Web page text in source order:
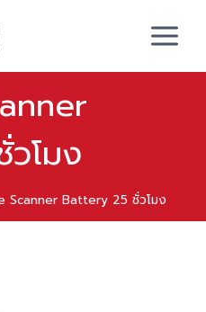
โมง
Scanner Battery 25 ชั่วโมง